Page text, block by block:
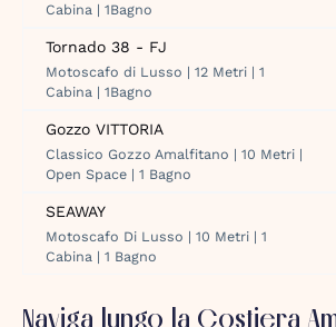
Cabina | 1Bagno
Tornado 38 - FJ
Motoscafo di Lusso | 12 Metri | 1
Cabina | 1Bagno
Gozzo VITTORIA
Classico Gozzo Amalfitano | 10 Metri |
Open Space | 1 Bagno
SEAWAY
Motoscafo Di Lusso | 10 Metri | 1
Cabina | 1 Bagno
Naviga lungo la Costiera